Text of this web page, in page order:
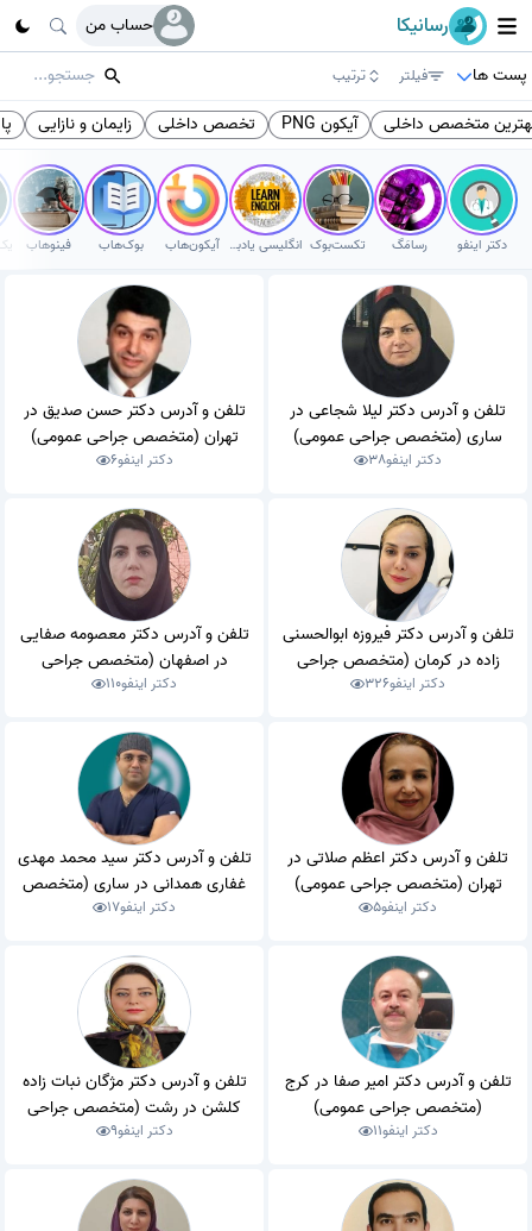
رسانیکا
حساب من
پست ها
فیلتر ترتیب
متخصص داخلی آیکون PNG تخصص داخلی زایمان و نازایی
دکتر اینفو رسامَگ تکست‌بوک انگلیسی یادبگیر آیکون‌هاب بوک‌هاب فینوهاب
تلفن و آدرس دکتر لیلا شجاعی در
ساری (متخصص جراحی عمومی)
دکتر اینفو38
تلفن و آدرس دکتر حسن صدیق در
تهران (متخصص جراحی عمومی)
دکتر اینفو6
تلفن و آدرس دکتر فیروزه ابوالحسنی
زاده در کرمان (متخصص جراحی
عمومی)
دکتر اینفو326
تلفن و آدرس دکتر معصومه صفایی
در اصفهان (متخصص جراحی
عمومی)
دکتر اینفو110
تلفن و آدرس دکتر اعظم صلاتی در
تهران (متخصص جراحی عمومی)
دکتر اینفو5
تلفن و آدرس دکتر سید محمد مهدی
غفاری همدانی در ساری (متخصص
جراحی عمومی)
دکتر اینفو17
تلفن و آدرس دکتر امیر صفا در کرج
(متخصص جراحی عمومی)
دکتر اینفو11
تلفن و آدرس دکتر مژگان نبات زاده
کلشن در رشت (متخصص جراحی
عمومی)
دکتر اینفو9